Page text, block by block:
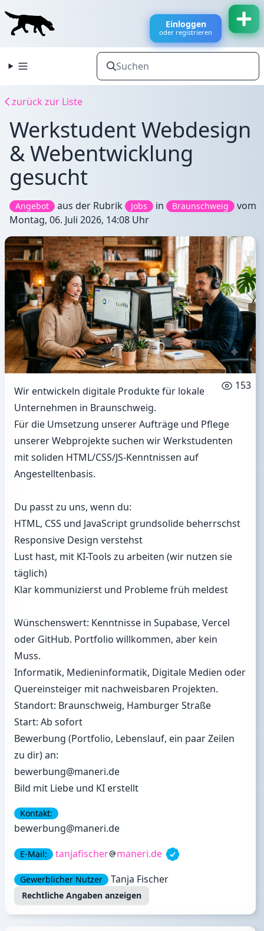
Einloggen
oder registrieren
zurück zur Liste
Werkstudent Webdesign
& Webentwicklung
gesucht
Angebot aus der Rubrik Jobs in Braunschweig
vom
Montag, 06. Juli 2026, 14:08 Uhr
153
Wir entwickeln digitale Produkte für lokale
Unternehmen in Braunschweig.
Für die Umsetzung unserer Aufträge und Pflege
unserer Webprojekte suchen wir Werkstudenten
mit soliden HTML/CSS/JS-Kenntnissen auf
Angestelltenbasis.
Du passt zu uns, wenn du:
HTML, CSS und JavaScript grundsolide beherrschst
Responsive Design verstehst
Lust hast, mit KI-Tools zu arbeiten (wir nutzen sie
täglich)
Klar kommunizierst und Probleme früh meldest
Wünschenswert: Kenntnisse in Supabase, Vercel
oder GitHub. Portfolio willkommen, aber kein
Muss.
Informatik, Medieninformatik, Digitale Medien oder
Quereinsteiger mit nachweisbaren Projekten.
Standort: Braunschweig, Hamburger Straße
Start: Ab sofort
Bewerbung (Portfolio, Lebenslauf, ein paar Zeilen
zu dir) an:
bewerbung@maneri.de
Bild mit Liebe und KI erstellt
Kontakt:
bewerbung@maneri.de
E-Mail: tanjafischer maneri.de
Gewerblicher Nutzer Tanja Fischer
Rechtliche Angaben anzeigen